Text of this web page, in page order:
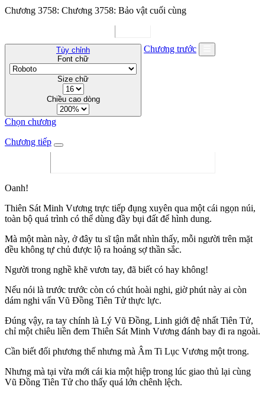
Chương 3758: Chương 3758: Bảo vật cuối cùng
Tùy chỉnh
Font chữ
Size chữ
Chiều cao dòng
Chương trước
Chọn chương
Chương tiếp
Oanh!
Thiên Sát Minh Vương trực tiếp đụng xuyên qua một cái ngọn núi,
toàn bộ quá trình có thể dùng đầy bụi đất để hình dung.
Mà một màn này, ở đây tu sĩ tận mắt nhìn thấy, mỗi người trên mặt
đều không tự chủ được lộ ra hoảng sợ thần sắc.
Người trong nghề khẽ vươn tay, đã biết có hay không!
Nếu nói là trước trước còn có chút hoài nghi, giờ phút này ai còn
dám nghi vấn Vũ Đồng Tiên Tử thực lực.
Đúng vậy, ra tay chính là Lý Vũ Đồng, Linh giới đệ nhất Tiên Tử,
chỉ một chiêu liền đem Thiên Sát Minh Vương đánh bay đi ra ngoài.
Cần biết đối phương thế nhưng mà Âm Ti Lục Vương một trong.
Nhưng mà tại vừa mới cái kia một hiệp trong lúc giao thủ lại cùng
Vũ Đồng Tiên Tử cho thấy quá lớn chênh lệch.